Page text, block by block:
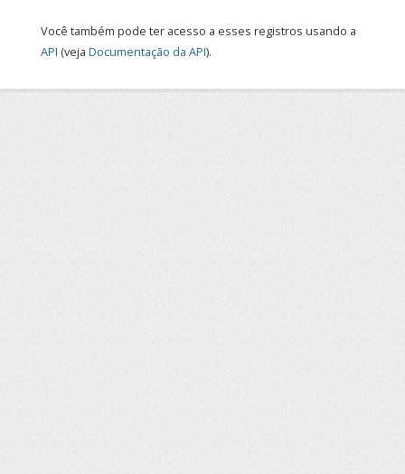
Você também pode ter acesso a esses registros usando a
API (veja Documentação da API).